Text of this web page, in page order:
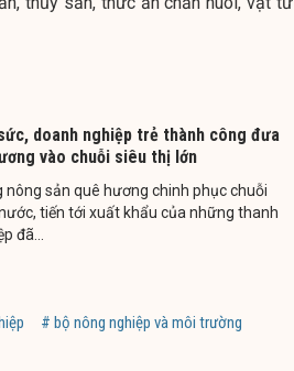
doanh nghiệp trẻ thành công đưa
vào chuỗi siêu thị lớn
sản quê hương chinh phục chuỗi
tiến tới xuất khẩu của những thanh
đã...
# bộ nông nghiệp và môi trường